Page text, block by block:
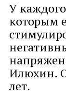
У
которым
Илюхин.
лет.